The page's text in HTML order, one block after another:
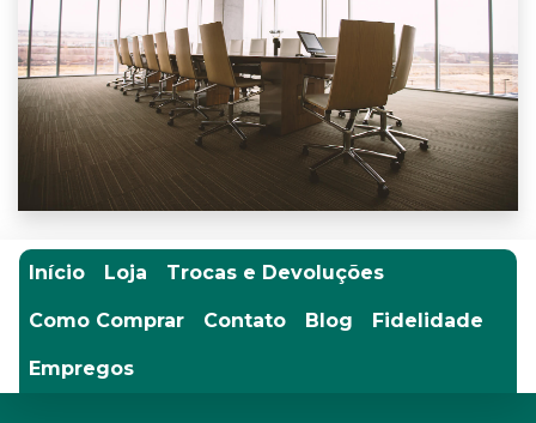
Início Loja Trocas e Devoluções
Como Comprar Contato Blog Fidelidade
Empregos